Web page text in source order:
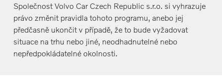
Společnost Volvo Car Czech Republic s.r.o. si vyhrazuje
právo změnit pravidla tohoto programu, anebo jej
předčasně ukončit v případě, že to bude vyžadovat
situace na trhu nebo jiné, neodhadnutelné nebo
nepředpokládatelné okolnosti.